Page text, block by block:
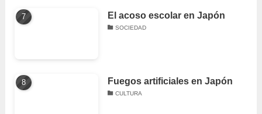
El acoso escolar en Japón
SOCIEDAD
Fuegos artificiales en Japón
CULTURA